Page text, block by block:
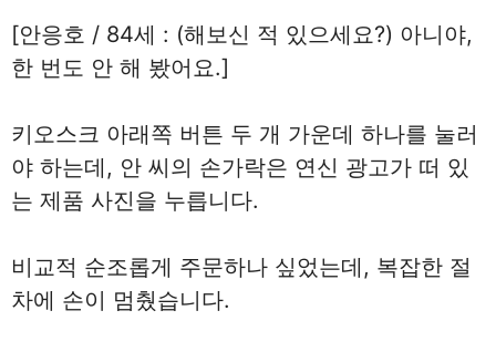
[안응호 / 84세 : (해보신 적 있으세요?) 아니야,
한 번도 안 해 봤어요.]
키오스크 아래쪽 버튼 두 개 가운데 하나를 눌러
야 하는데, 안 씨의 손가락은 연신 광고가 떠 있
는 제품 사진을 누릅니다.
비교적 순조롭게 주문하나 싶었는데, 복잡한 절
차에 손이 멈췄습니다.